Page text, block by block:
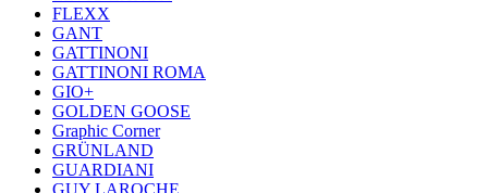
FLEXX
GANT
GATTINONI
GATTINONI ROMA
GIO+
GOLDEN GOOSE
Graphic Corner
GRÜNLAND
GUARDIANI
GUY LAROCHE